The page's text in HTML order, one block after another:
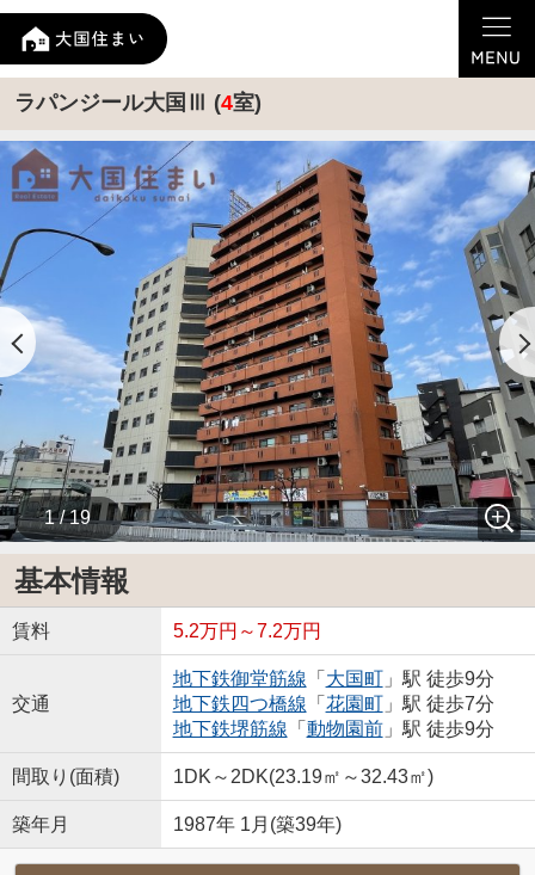
ラパンジール大国Ⅲ (4室)
1 / 19
基本情報
賃料 5.2万円～7.2万円
交通
地下鉄御堂筋線 「 大国町」駅 徒歩9分
地下鉄四つ橋線 「 花園町」駅 徒歩7分
地下鉄堺筋線 「 動物園前」駅 徒歩9分
間取り(面積) 1DK～2DK(23.19㎡～32.43㎡)
築年月 1987年 1月(築39年)